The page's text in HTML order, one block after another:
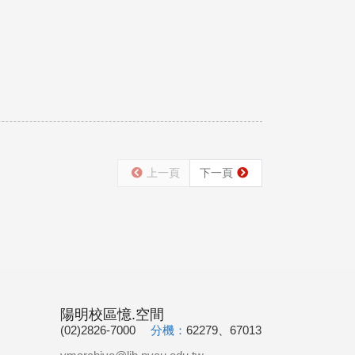
上一頁 下一頁
陽明校區憶.空間
(02)2826-7000 分機： 62279、67013